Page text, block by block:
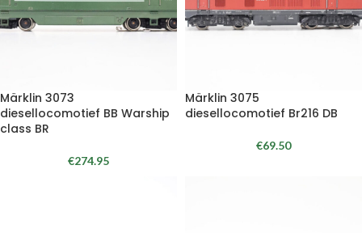
Märklin 3073
diesellocomotief BB Warship
class BR
€274.95
Märklin 3075
diesellocomotief Br216 DB
€69.50